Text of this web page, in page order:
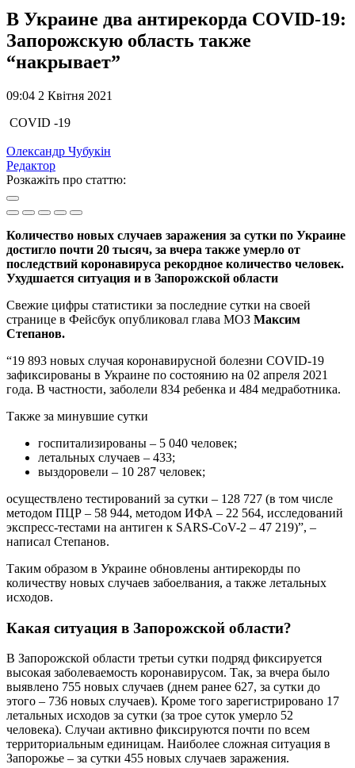
В Украине два антирекорда COVID-19:
Запорожскую область также
“накрывает”
09:04 2 Квітня 2021
COVID -19
Олександр Чубукін
Редактор
Розкажіть про статтю:
Количество новых случаев заражения за сутки по Украине
достигло почти 20 тысяч, за вчера также умерло от
последствий коронавируса рекордное количество человек.
Ухудшается ситуация и в Запорожской области
Свежие цифры статистики за последние сутки на своей
странице в Фейсбук опубликовал глава МОЗ Максим
Степанов.
“19 893 новых случая коронавирусной болезни COVID-19
зафиксированы в Украине по состоянию на 02 апреля 2021
года. В частности, заболели 834 ребенка и 484 медработника.
Также за минувшие сутки
госпитализированы – 5 040 человек;
летальных случаев – 433;
выздоровели – 10 287 человек;
осуществлено тестирований за сутки – 128 727 (в том числе
методом ПЦР – 58 944, методом ИФА – 22 564, исследований
экспресс-тестами на антиген к SARS-CoV-2 – 47 219)”, –
написал Степанов.
Таким образом в Украине обновлены антирекорды по
количеству новых случаев забоелвания, а также летальных
исходов.
Какая ситуация в Запорожской области?
В Запорожской области третьи сутки подряд фиксируется
высокая заболеваемость коронавирусом. Так, за вчера было
выявлено 755 новых случаев (днем ранее 627, за сутки до
этого – 736 новых случаев). Кроме того зарегистрировано 17
летальных исходов за сутки (за трое суток умерло 52
человека). Случаи активно фиксируются почти по всем
территориальным единицам. Наиболее сложная ситуация в
Запорожье – за сутки 455 новых случаев заражения.